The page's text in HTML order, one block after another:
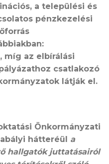
a települési és
pénzkezelési
míg az elbírálási
csatlakozó
látják el.
Önkormányzati
hátteréül a
hallgatók juttatásairól